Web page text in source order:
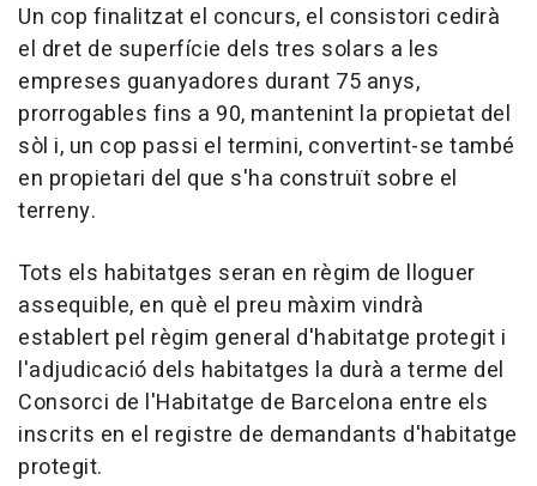
Un cop finalitzat el concurs, el consistori cedirà
el dret de superfície dels tres solars a les
empreses guanyadores durant 75 anys,
prorrogables fins a 90, mantenint la propietat del
sòl i, un cop passi el termini, convertint-se també
en propietari del que s'ha construït sobre el
terreny.
Tots els habitatges seran en règim de lloguer
assequible, en què el preu màxim vindrà
establert pel règim general d'habitatge protegit i
l'adjudicació dels habitatges la durà a terme del
Consorci de l'Habitatge de Barcelona entre els
inscrits en el registre de demandants d'habitatge
protegit.